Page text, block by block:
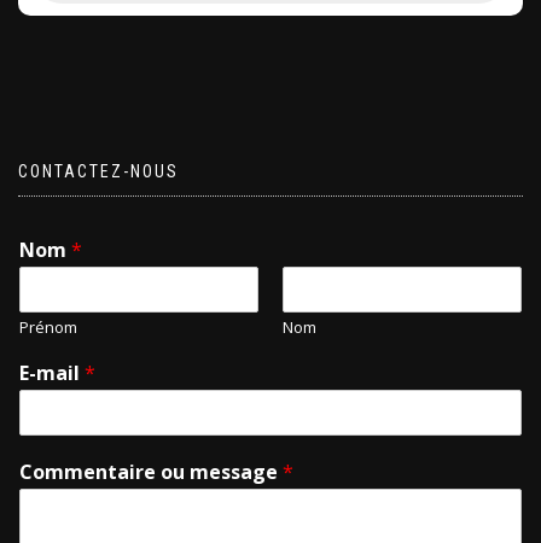
CONTACTEZ-NOUS
Nom *
Prénom Nom
E-mail *
Commentaire ou message *